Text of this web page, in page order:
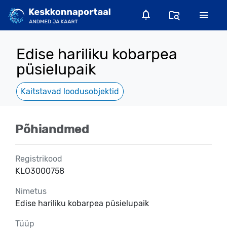
Edise hariliku kobarpea
püsielupaik
Kaitstavad loodusobjektid
Põhiandmed
Registrikood
KLO3000758
Nimetus
Edise hariliku kobarpea püsielupaik
Tüüp